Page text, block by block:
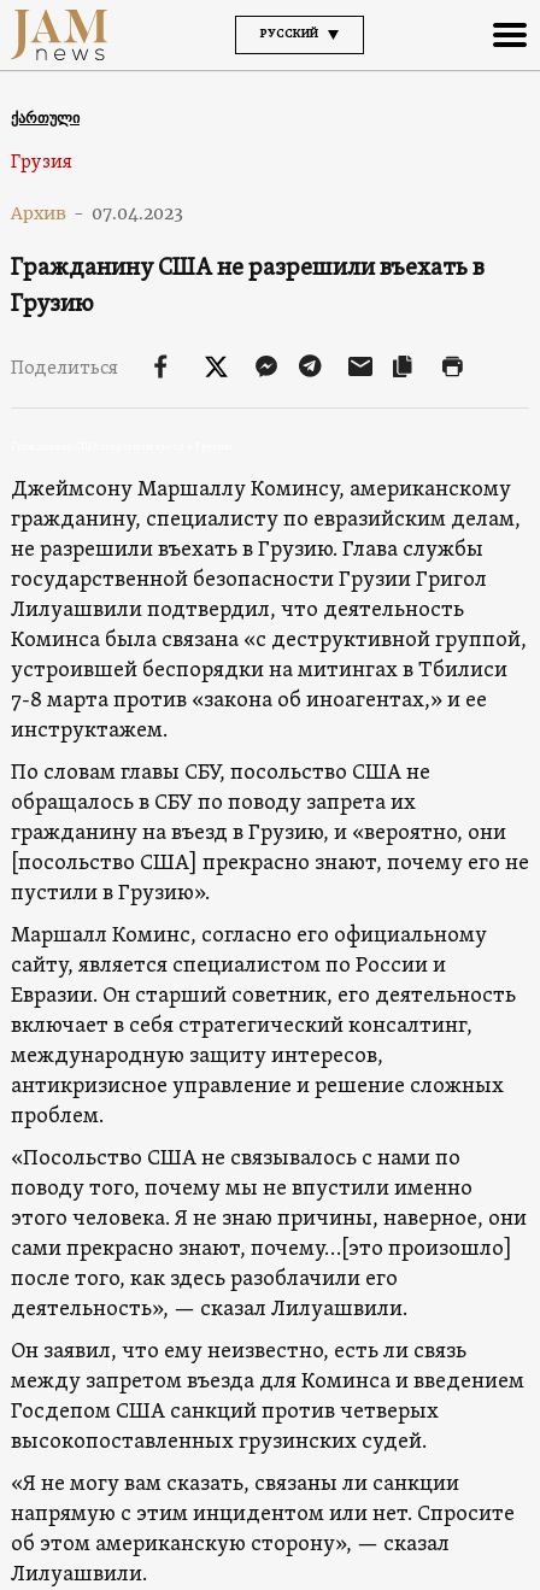
РУССКИЙ
ქართული
Грузия
Архив - 07.04.2023
Гражданину США не разрешили въехать в
Грузию
Поделиться
Джеймсону Маршаллу Коминсу, американскому
гражданину, специалисту по евразийским делам,
не разрешили въехать в Грузию. Глава службы
государственной безопасности Грузии Григол
Лилуашвили подтвердил, что деятельность
Коминса была связана «с деструктивной группой,
устроившей беспорядки на митингах в Тбилиси
7-8 марта против «закона об иноагентах,» и ее
инструктажем.
По словам главы СБУ, посольство США не
обращалось в СБУ по поводу запрета их
гражданину на въезд в Грузию, и «вероятно, они
[посольство США] прекрасно знают, почему его не
пустили в Грузию».
Маршалл Коминс, согласно его официальному
сайту, является специалистом по России и
Евразии. Он старший советник, его деятельность
включает в себя стратегический консалтинг,
международную защиту интересов,
антикризисное управление и решение сложных
проблем.
«Посольство США не связывалось с нами по
поводу того, почему мы не впустили именно
этого человека. Я не знаю причины, наверное, они
сами прекрасно знают, почему…[это произошло]
после того, как здесь разоблачили его
деятельность», — сказал Лилуашвили.
Он заявил, что ему неизвестно, есть ли связь
между запретом въезда для Коминса и введением
Госдепом США санкций против четверых
высокопоставленных грузинских судей.
«Я не могу вам сказать, связаны ли санкции
напрямую с этим инцидентом или нет. Спросите
об этом американскую сторону», — сказал
Лилуашвили.